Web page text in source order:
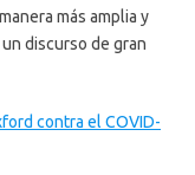
más amplia y
discurso de gran
contra el COVID-